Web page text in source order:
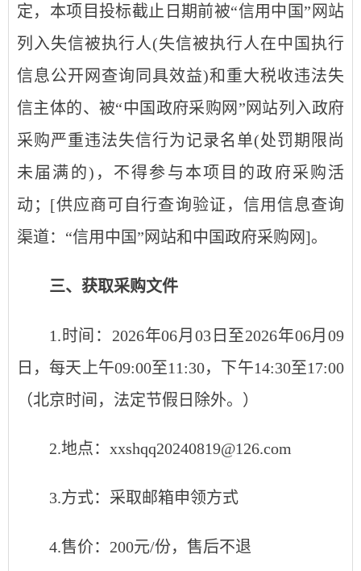
定，本项目投标截止日期前被“信用中国”网站
列入失信被执行人(失信被执行人在中国执行
信息公开网查询同具效益)和重大税收违法失
信主体的、被“中国政府采购网”网站列入政府
采购严重违法失信行为记录名单(处罚期限尚
未届满的)，不得参与本项目的政府采购活
动；[供应商可自行查询验证，信用信息查询
渠道：“信用中国”网站和中国政府采购网]。
三、获取采购文件
1.时间：2026年06月 03日至2026年06月09
日，每天上午09:00至11:30，下午14:30至17:00
（北京时间，法定节假日除外。）
2.地点：xxshqq20240819@126.com
3.方式： 采取邮箱申领方式
4.售价： 200元/份，售后不退